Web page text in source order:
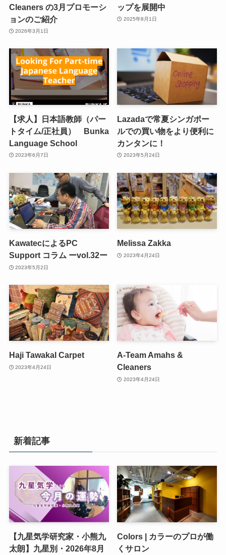
Cleaners の3月プロモーシ
ョンのご紹介
2026年3月1日
ップを展開中
2025年8月1日
【求人】日本語教師（パー
トタイム/正社員） Bunka
Language School
2023年6月7日
Lazadaで常夏シンガポー
ルでの買い物をより便利に
カンタンに！
2023年5月24日
KawatecによるPC
Support コラム ーvol.32ー
2023年5月2日
Melissa Zakka
2023年4月24日
Haji Tawakal Carpet
2023年4月24日
A-Team Amahs &
Cleaners
2023年4月24日
新着記事
【九星気学研究家・小熊九
太朗】九星別・2026年8月
Colors | カラーのプロが働
くサロン